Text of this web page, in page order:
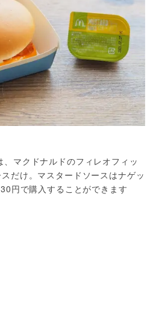
、マクドナルドのフィレオフィッ
だけ。マスタードソースはナゲッ
円で購入することができます